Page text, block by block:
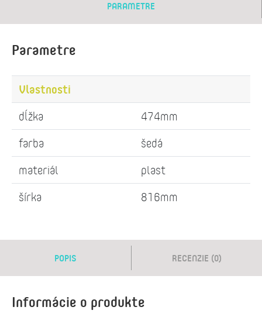
PARAMETRE
Parametre
Vlastnosti
dĺžka
474mm
farba
šedá
materiál
plast
šírka
816mm
POPIS RECENZIE (0)
Informácie o produkte